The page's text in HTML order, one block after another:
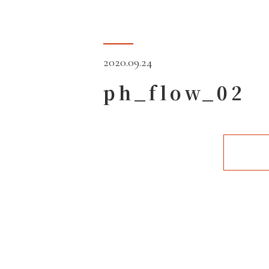
2020.09.24
ph_flow_02